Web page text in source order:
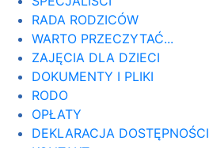
RADA RODZICÓW
WARTO PRZECZYTAĆ...
ZAJĘCIA DLA DZIECI
DOKUMENTY I PLIKI
RODO
OPŁATY
DEKLARACJA DOSTĘPNOŚCI